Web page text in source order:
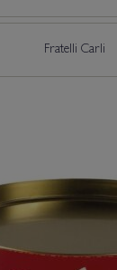
Fratelli Carli